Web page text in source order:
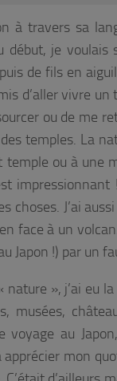
à travers sa
début, je voulais
de fils en
d’aller vivre
ou de me
temples. La
ou à une
choses. J’ai
face à un
Japon !) par un
nature », j’ai eu
musées,
voyage au
mon